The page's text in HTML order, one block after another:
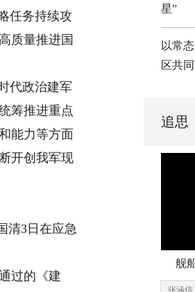
任务持续攻
质量推进国
代政治建军
筹推进重点
能力等方面
开创我军现
清3日在应急
过的《建
星”
以常
区共
追思
舰